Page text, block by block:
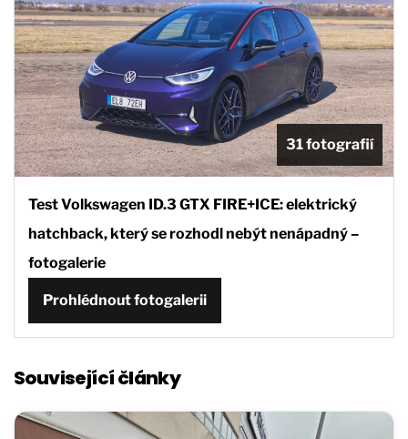
31 fotografií
Test Volkswagen ID.3 GTX FIRE+ICE: elektrický
hatchback, který se rozhodl nebýt nenápadný –
fotogalerie
Prohlédnout fotogalerii
Související články